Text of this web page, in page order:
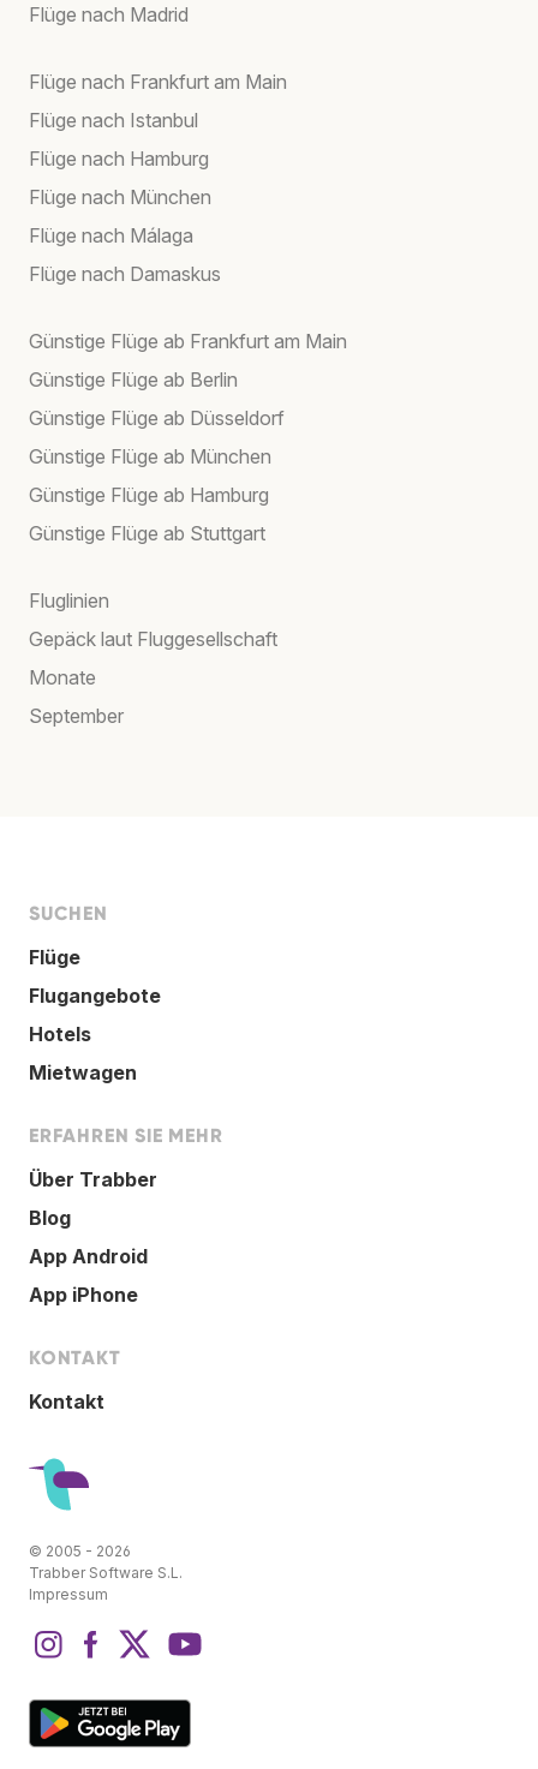
Flüge nach Madrid
Flüge nach Frankfurt am Main
Flüge nach Istanbul
Flüge nach Hamburg
Flüge nach München
Flüge nach Málaga
Flüge nach Damaskus
Günstige Flüge ab Frankfurt am Main
Günstige Flüge ab Berlin
Günstige Flüge ab Düsseldorf
Günstige Flüge ab München
Günstige Flüge ab Hamburg
Günstige Flüge ab Stuttgart
Fluglinien
Gepäck laut Fluggesellschaft
Monate
September
SUCHEN
Flüge
Flugangebote
Hotels
Mietwagen
ERFAHREN SIE MEHR
Über Trabber
Blog
App Android
App iPhone
KONTAKT
Kontakt
© 2005 - 2026
Trabber Software S.L.
Impressum